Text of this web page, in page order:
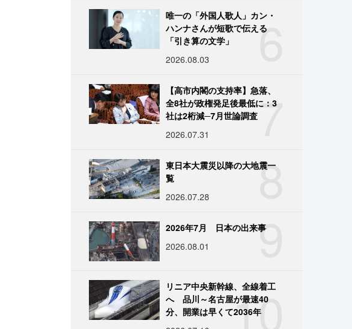
6
唯一の「外国人歌人」カン・
ハンナさんが短歌で伝える
「引き算の文学」
2026.08.03
7
【高市内閣の支持率】急落、
全8社が政権発足後最低に：3
社は2桁減─7月世論調査
2026.07.31
8
東日本大震災以降の大地震一
覧
2026.07.28
9
2026年7月 日本の出来事
2026.08.01
10
リニア中央新幹線、全線着工
へ 品川～名古屋が最速40
分、開業は早くて2036年